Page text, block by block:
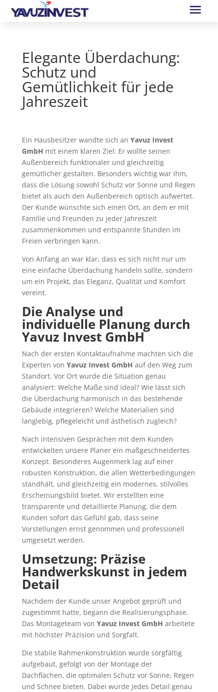
Elegante Überdachung:
Schutz und
Gemütlichkeit für jede
Jahreszeit
Ein Hausbesitzer wandte sich an Yavuz Invest
GmbH mit einem klaren Ziel: Er wollte seinen
Außenbereich funktionaler und gleichzeitig
gemütlicher gestalten. Besonders wichtig war ihm,
dass die Lösung sowohl Schutz vor Sonne und Regen
bietet als auch den Außenbereich optisch aufwertet.
Der Kunde wünschte sich einen Ort, an dem er mit
Familie und Freunden zu jeder Jahreszeit
zusammenkommen und entspannte Stunden im
Freien verbringen kann.
Von Anfang an war klar, dass es sich nicht nur um
eine einfache Überdachung handeln sollte, sondern
um ein Projekt, das Eleganz, Qualität und Komfort
vereint.
Die Analyse und
individuelle Planung durch
Yavuz Invest GmbH
Nach der ersten Kontaktaufnahme machten sich die
Experten von Yavuz Invest GmbH auf den Weg zum
Standort. Vor Ort wurde die Situation genau
analysiert: Welche Maße sind ideal? Wie lässt sich
die Überdachung harmonisch in das bestehende
Gebäude integrieren? Welche Materialien sind
langlebig, pflegeleicht und ästhetisch zugleich?
Nach intensiven Gesprächen mit dem Kunden
entwickelten unsere Planer ein maßgeschneidertes
Konzept. Besonderes Augenmerk lag auf einer
robusten Konstruktion, die allen Wetterbedingungen
standhält, und gleichzeitig ein modernes, stilvolles
Erscheinungsbild bietet. Wir erstellten eine
transparente und detaillierte Planung, die dem
Kunden sofort das Gefühl gab, dass seine
Vorstellungen ernst genommen und professionell
umgesetzt werden.
Umsetzung: Präzise
Handwerkskunst in jedem
Detail
Nachdem der Kunde unser Angebot geprüft und
zugestimmt hatte, begann die Realisierungsphase.
Das Montageteam von Yavuz Invest GmbH arbeitete
mit höchster Präzision und Sorgfalt.
Die stabile Rahmenkonstruktion wurde sorgfältig
aufgebaut, gefolgt von der Montage der
Dachflächen, die optimalen Schutz vor Sonne, Regen
und Schnee bieten. Dabei wurde jedes Detail genau